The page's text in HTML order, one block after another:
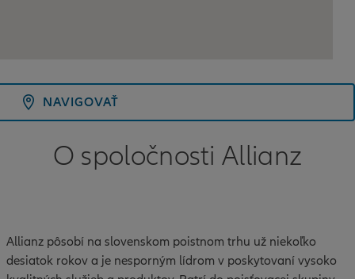
NAVIGOVAŤ
O spoločnosti Allianz
Allianz pôsobí na slovenskom poistnom trhu už niekoľko
desiatok rokov a je nesporným lídrom v poskytovaní vysoko